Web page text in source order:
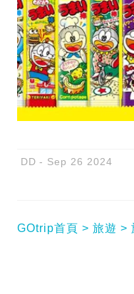
DD Sep 26 2024
GOtrip首頁 旅遊